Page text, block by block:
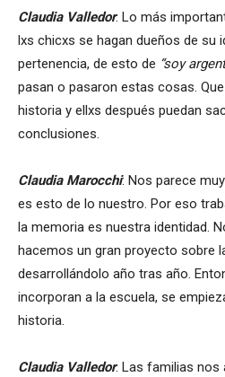
Claudia Valledor: Lo más
lxs chicxs se hagan dueños de su
pertenencia, de esto de “soy
pasan o pasaron estas cosas.
historia y ellxs después puedan
conclusiones.
Claudia Marocchi: Nos parece
es esto de lo nuestro. Por eso
la memoria es nuestra identidad.
hacemos un gran proyecto sobre
desarrollándolo año tras año.
incorporan a la escuela, se
historia.
Claudia Valledor: Las familias nos